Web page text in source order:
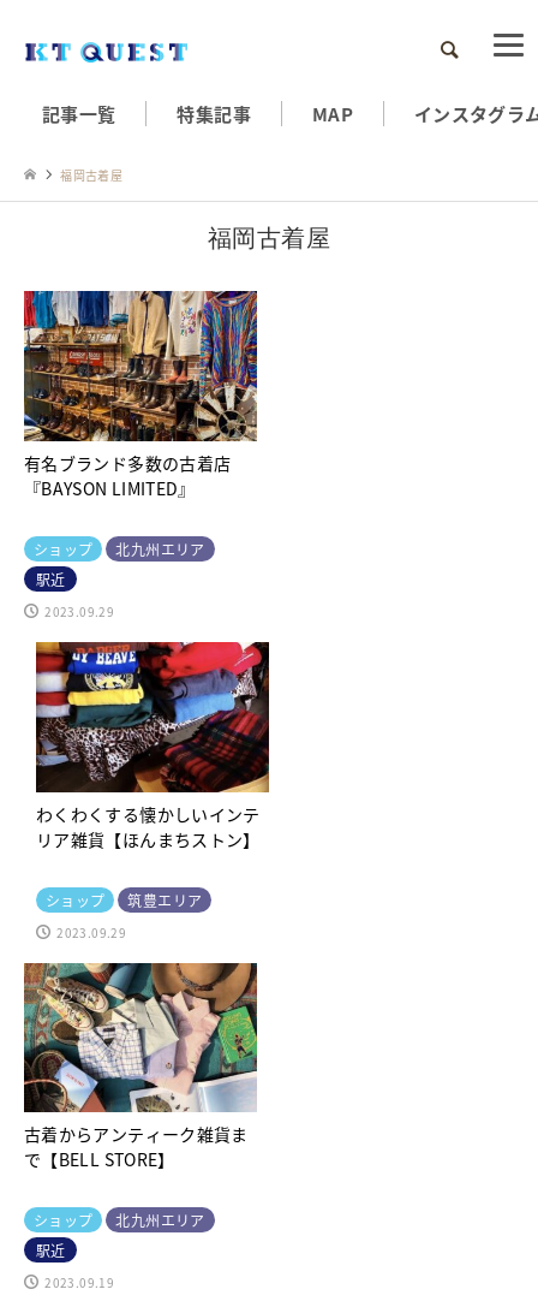
検索
記事一覧 特集記事 MAP インスタグラ
福岡古着屋
福岡古着屋
有名ブランド多数の古着店
『BAYSON LIMITED』
ショップ
北九州エリア
駅近
2023.09.29
わくわくする懐かしいインテ
リア雑貨【ほんまちストン】
ショップ 筑豊エリア
2023.09.29
古着からアンティーク雑貨ま
で【BELL STORE】
ショップ
北九州エリア
駅近
2023.09.19